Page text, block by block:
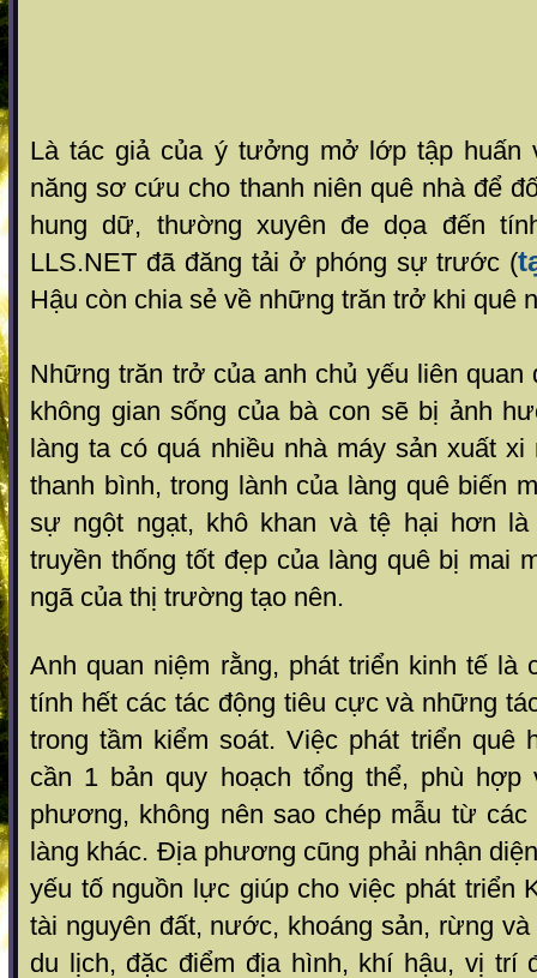
Là tác giả của ý tưởng mở lớp tập huấn
năng sơ cứu cho thanh niên quê nhà để
hung dữ, thường xuyên đe dọa đến
LLS.NET đã đăng tải ở phóng sự trước (
Hậu còn chia sẻ về những trăn trở khi quê
Những trăn trở của anh chủ yếu liên quan
không gian sống của bà con sẽ bị ảnh
làng ta có quá nhiều nhà máy sản xuất
thanh bình, trong lành của làng quê biến
sự ngột ngạt, khô khan và tệ hại hơn
truyền thống tốt đẹp của làng quê bị mai
ngã của thị trường tạo nên.
Anh quan niệm rằng, phát triển kinh tế là
tính hết các tác động tiêu cực và những
trong tầm kiểm soát. Việc phát triển quê
cần 1 bản quy hoạch tổng thể, phù
phương, không nên sao chép mẫu từ
làng khác. Địa phương cũng phải nhận
yếu tố nguồn lực giúp cho việc phát triển
tài nguyên đất, nước, khoáng sản, rừng
du lịch, đặc điểm địa hình, khí hậu, vị trí